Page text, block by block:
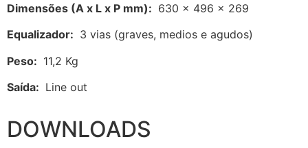
Dimensões (A x L x P mm): 630 x 496 x 269
Equalizador: 3 vias (graves, medios e agudos)
Peso: 11,2 Kg
Saída: Line out
DOWNLOADS